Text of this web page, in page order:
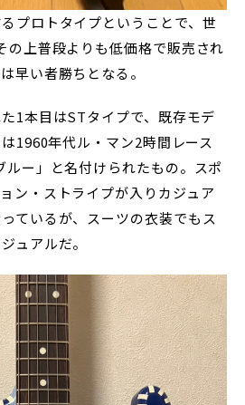
プロトタイプということで、世
の上普段よりも低価格で販売され
早い者勝ちとなる。
1本目はSTタイプで、既存モデ
1960年代ル・マン2時間レース
ルー」と名付けられたもの。スポ
ン・ストライプが入りカジュア
ているが、スーツの衣装でもス
ュアルだ。